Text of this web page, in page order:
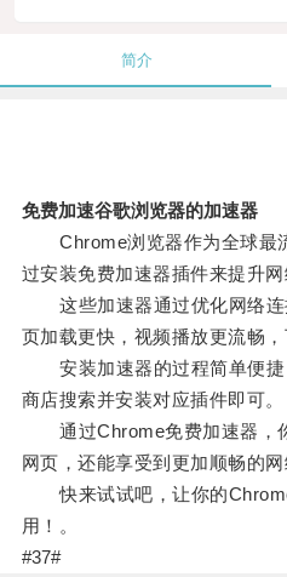
简介
免费加速谷歌浏览器的加速器
Chrome浏览器作为全球最
过安装免费加速器插件来提升网
这些加速器通过优化网络连
页加载更快，视频播放更流畅，
安装加速器的过程简单便捷
商店搜索并安装对应插件即可。
通过Chrome免费加速器，
网页，还能享受到更加顺畅的网
快来试试吧，让你的
用！。
#37#